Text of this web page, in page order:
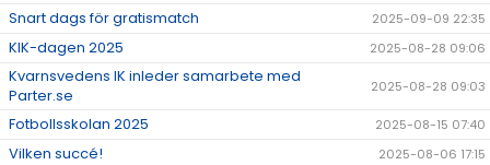
Snart dags för gratismatch 2025-09-09 22:35
KIK-dagen 2025 2025-08-28 09:06
Kvarnsvedens IK inleder samarbete med
Parter.se
2025-08-28 09:03
Fotbollsskolan 2025 2025-08-15 07:40
Vilken succé! 2025-08-06 17:15